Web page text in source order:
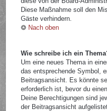
Diese Maßnahme soll den
Gäste verhindern.
Nach oben
Wie schreibe ich ein
Um eine neues Thema in
das entsprechende Symbol,
Beitragsansicht. Es könnte
erforderlich ist, bevor du
Deine Berechtigungen sind
der Beitragsansicht